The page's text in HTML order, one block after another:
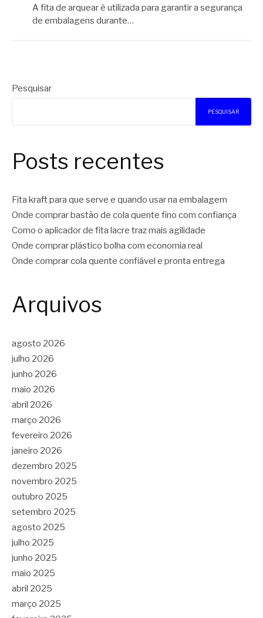
A fita de arquear é utilizada para garantir a segurança
de embalagens durante…
Pesquisar
PESQUISAR
Posts recentes
Fita kraft para que serve e quando usar na embalagem
Onde comprar bastão de cola quente fino com confiança
Como o aplicador de fita lacre traz mais agilidade
Onde comprar plástico bolha com economia real
Onde comprar cola quente confiável e pronta entrega
Arquivos
agosto 2026
julho 2026
junho 2026
maio 2026
abril 2026
março 2026
fevereiro 2026
janeiro 2026
dezembro 2025
novembro 2025
outubro 2025
setembro 2025
agosto 2025
julho 2025
junho 2025
maio 2025
abril 2025
março 2025